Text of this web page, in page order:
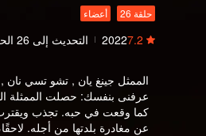
حلقة 26 أعضاء
7.2
2022 التحديث إلى 26
الممثل جينغ يان , تشو تسي نان
عرفنى بنفسك: حصلت الممثلة
كما وقعت في حبه. تجذب ويقترب
عن مغادرة بلدتها من أجله.